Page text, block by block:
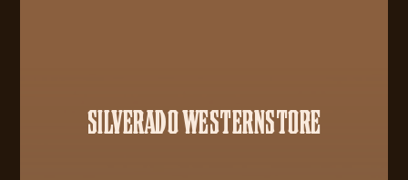
SILVERADO WESTERNSTORE